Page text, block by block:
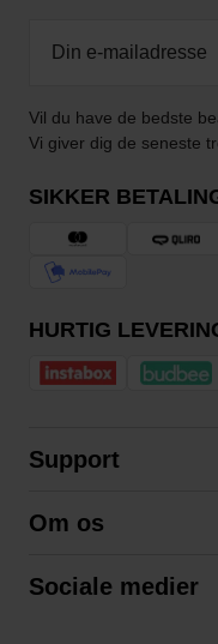
Vil du have de bedste
Vi giver dig de seneste
SIKKER
HURTIG
Support
Betingelser
Om os
Sociale medier